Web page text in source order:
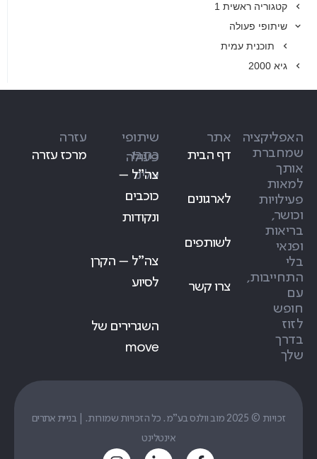
קטגוריה ראשית 1
שיתופי פעולה
תוכנית עמית
גיא 2000
האפליקציה
שמחברת
אותך
למאות
פעילויות
וכושר,
בריאות
ופנאי
בלי
התחייבות,
עם
חופש
לזוז
בדרך
שלך
כתבו
עלינו
אתר
דף הבית
לארגונים
לשותפים
צרו קשר
שיתופי
פעולה
צה״ל –
כוכבים
ונקודות
צה״ל – הקרן
לסיוע
השגרירים של
move
עזרה
מרכז עזרה
זכויות © 2025 מוב וולנס בע"מ. כל הזכויות שמורות. |
בניית אתרים
אינטלינט